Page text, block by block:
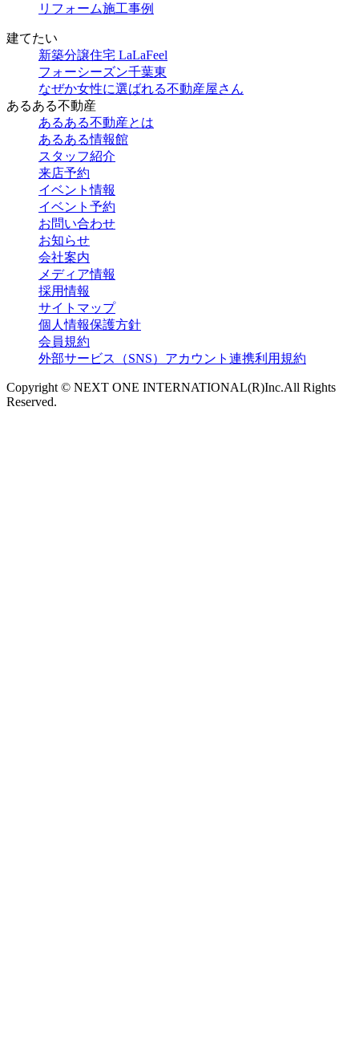
リフォーム施工事例
建てたい
新築分譲住宅 LaLaFeel
フォーシーズン千葉東
なぜか女性に選ばれる不動産屋さん
あるある不動産
あるある不動産とは
あるある情報館
スタッフ紹介
来店予約
イベント情報
イベント予約
お問い合わせ
お知らせ
会社案内
メディア情報
採用情報
サイトマップ
個人情報保護方針
会員規約
外部サービス（SNS）アカウント連携利用規約
Copyright © NEXT ONE INTERNATIONAL(R)Inc.All Rights
Reserved.